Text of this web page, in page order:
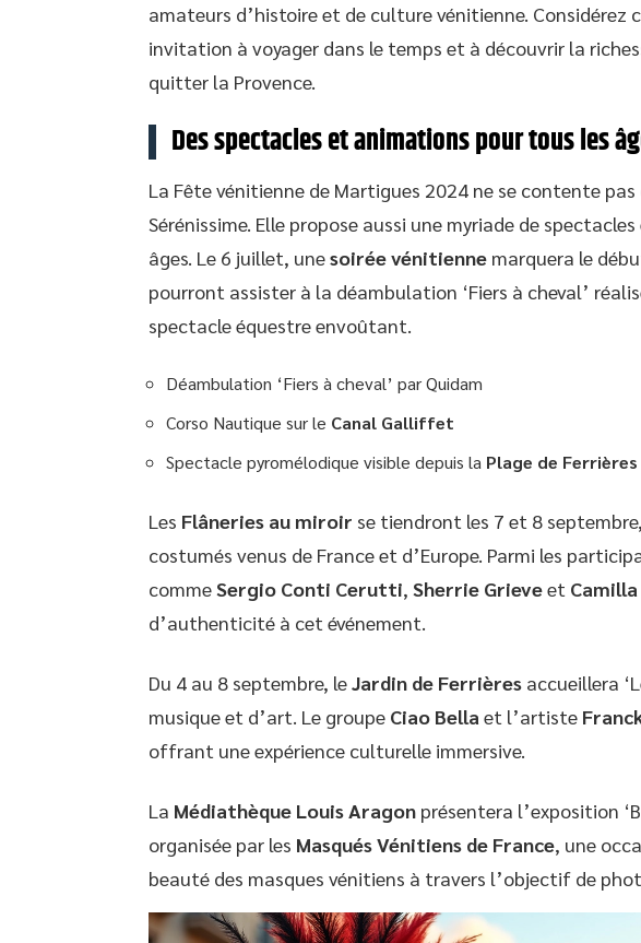
amateurs d’histoire et de culture vénitienne. Considérez
invitation à voyager dans le temps et à découvrir la
quitter la Provence.
Des spectacles et animations pour tous les
La Fête vénitienne de Martigues 2024 ne se contente
Sérénissime. Elle propose aussi une myriade de
âges. Le 6 juillet, unesoirée vénitienne marquera le
pourront assister à la déambulation ‘Fiers à cheval’
spectacle équestre envoûtant.
Déambulation ‘Fiers à cheval’ par Quidam
Corso Nautique sur le Canal Galliffet
Spectacle pyromélodique visible depuis la Plage de Ferrières
Les Flâneries au miroir se tiendront les 7 et 8
costumés venus de France et d’Europe. Parmi les
commeSergio Conti Cerutti, Sherrie Grieveet
d’authenticité à cet événement.
Du 4 au 8 septembre, leJardin de Ferrières accueillera
musique et d’art. Le groupe Ciao Bella et l’artiste
offrant une expérience culturelle immersive.
La Médiathèque Louis Aragon présentera l’exposition
organisée par les Masqués Vénitiens de France, une
beauté des masques vénitiens à travers l’objectif de